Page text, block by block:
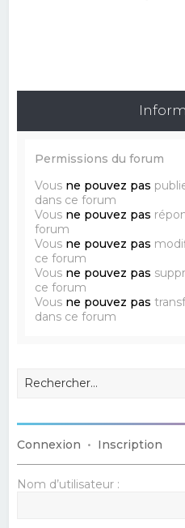
Permissions du forum
Vous ne pouvez pas
dans ce forum
Vous ne pouvez pas
forum
Vous ne pouvez pas
ce forum
Vous ne pouvez pas
ce forum
Vous ne pouvez pas
dans ce forum
Connexion • Inscription
Nom d’utilisateur :